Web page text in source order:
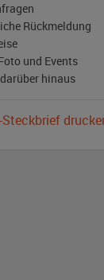
Rückmeldung
und Events
hinaus
Steckbrief